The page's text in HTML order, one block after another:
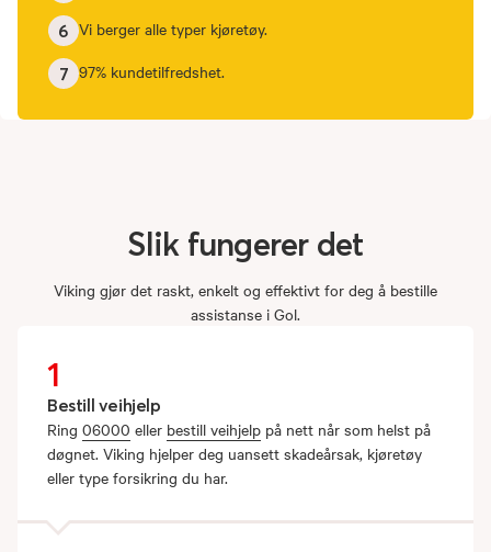
6 Vi berger alle typer kjøretøy.
7 97% kundetilfredshet.
Slik fungerer det
Viking gjør det raskt, enkelt og effektivt for deg å bestille
assistanse i Gol.
1
Bestill veihjelp
Ring 06000 eller bestill veihjelp på nett når som helst på
døgnet. Viking hjelper deg uansett skadeårsak, kjøretøy
eller type forsikring du har.